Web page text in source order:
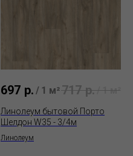
697 р. / 1 м²717 р./1 м²
Линолеум бытовой Порто
Шелдон W35 - 3/4м
Линолеум